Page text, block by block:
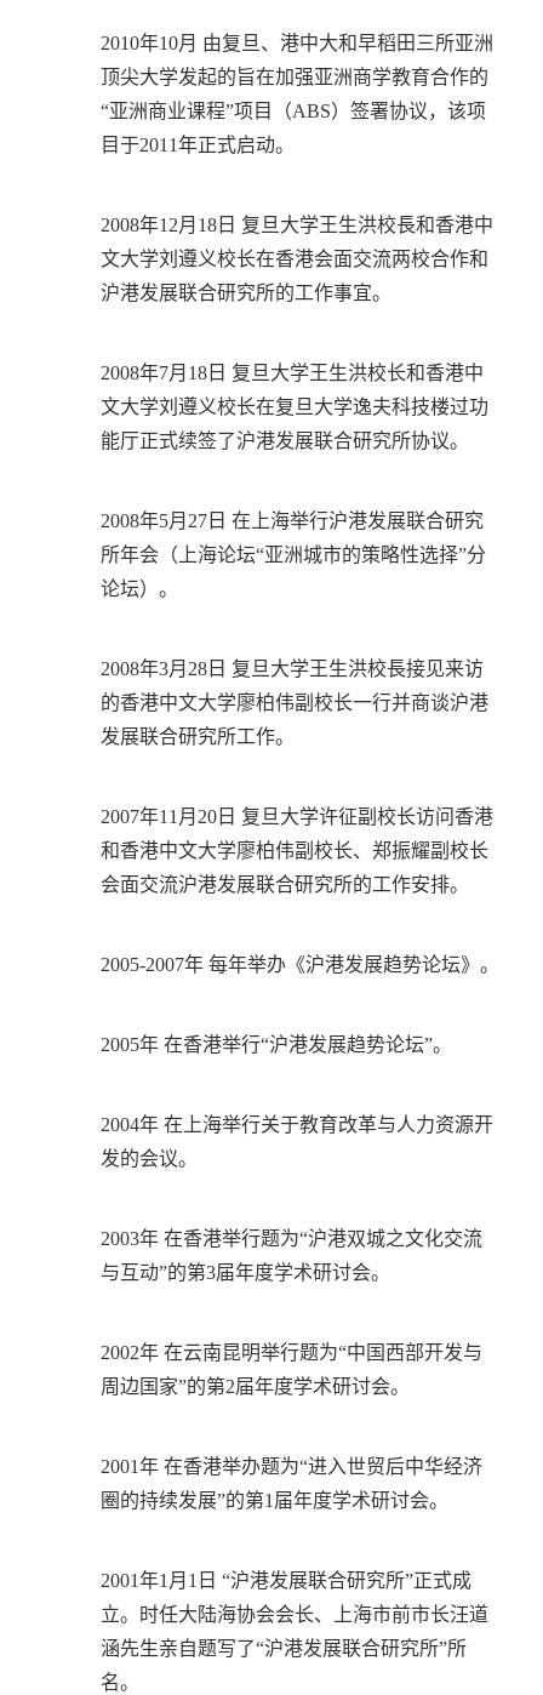
2010年10月 由复旦、港中大和早稻田三所亚洲
顶尖大学发起的旨在加强亚洲商学教育合作的
“亚洲商业课程”项目（ABS）签署协议，该项
目于2011年正式启动。
2008年12月18日 复旦大学王生洪校長和香港中
文大学刘遵义校长在香港会面交流两校合作和
沪港发展联合研究所的工作事宜。
2008年7月18日 复旦大学王生洪校长和香港中
文大学刘遵义校长在复旦大学逸夫科技楼过功
能厅正式续签了沪港发展联合研究所协议。
2008年5月27日 在上海举行沪港发展联合研究
所年会（上海论坛“亚洲城市的策略性选择”分
论坛）。
2008年3月28日 复旦大学王生洪校長接见来访
的香港中文大学廖柏伟副校长一行并商谈沪港
发展联合研究所工作。
2007年11月20日 复旦大学许征副校长访问香港
和香港中文大学廖柏伟副校长、郑振耀副校长
会面交流沪港发展联合研究所的工作安排。
2005-2007年 每年举办《沪港发展趋势论坛》。
2005年 在香港举行“沪港发展趋势论坛”。
2004年 在上海举行关于教育改革与人力资源开
发的会议。
2003年 在香港举行题为“沪港双城之文化交流
与互动”的第3届年度学术研讨会。
2002年 在云南昆明举行题为“中国西部开发与
周边国家”的第2届年度学术研讨会。
2001年 在香港举办题为“进入世贸后中华经济
圈的持续发展”的第1届年度学术研讨会。
2001年1月1日 “沪港发展联合研究所”正式成
立。时任大陆海协会会长、上海市前市长汪道
涵先生亲自题写了“沪港发展联合研究所”所
名。